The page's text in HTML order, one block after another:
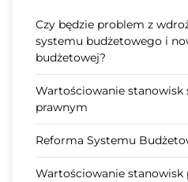
Czy będzie problem z
systemu budżetowego i
budżetowej?
Wartościowanie stanowisk
prawnym
Reforma Systemu
Wartościowanie stanowisk